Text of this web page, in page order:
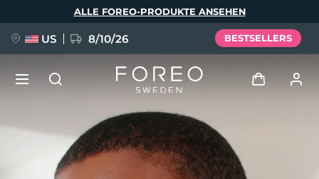
ALLE FOREO-PRODUKTE ANSEHEN
US 8/10/26 BESTSELLERS
Benutzerkonto
NEU
BREAKING NEWS
Sprache